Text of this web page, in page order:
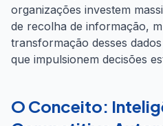
organizações investem
de recolha de informação,
transformação desses
que impulsionem decisões
O Conceito: